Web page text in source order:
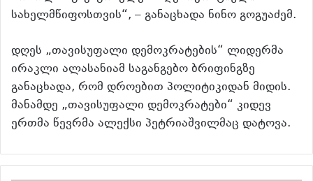
სახელმწიფოსთვის“, – განაცხადა ნინო გოგუაძემ.
დღეს „თავისუფალი დემოკრატების“ ლიდერმა
ირაკლი ალასანიამ საგანგებო ბრიფინგზე
განაცხადა, რომ დროებით პოლიტიკიდან მიდის.
მანამდე „თავისუფალი დემოკრატები“ კიდევ
ერთმა წევრმა ალექსი პეტრიაშვილმაც დატოვა.